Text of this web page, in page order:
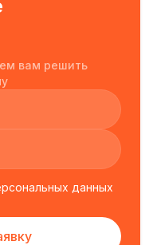
вам решить
данных